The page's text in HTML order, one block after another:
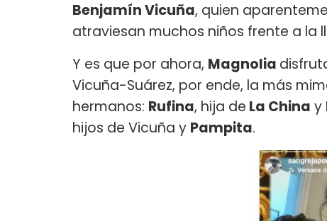
Benjamín Vicuña, quien
atraviesan muchos niños frente a la
Y es que por ahora, Magnolia
Vicuña-Suárez, por ende, la más
hermanos: Rufina, hija de La China y
hijos de Vicuña y Pampita.